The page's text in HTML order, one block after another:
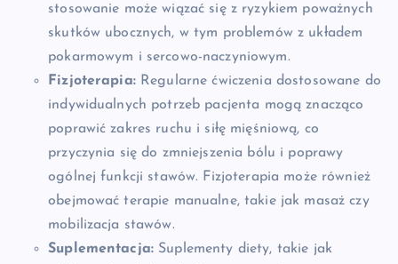
stosowanie może wiązać się z ryzykiem poważnych
skutków ubocznych, w tym problemów z układem
pokarmowym i sercowo-naczyniowym.
Fizjoterapia:Regularne ćwiczenia dostosowane do
indywidualnych potrzeb pacjenta mogą znacząco
poprawić zakres ruchu i siłę mięśniową, co
przyczynia się do zmniejszenia bólu i poprawy
ogólnej funkcji stawów. Fizjoterapia może również
obejmować terapie manualne, takie jak masaż czy
mobilizacja stawów.
Suplementacja: Suplementy diety, takie jak